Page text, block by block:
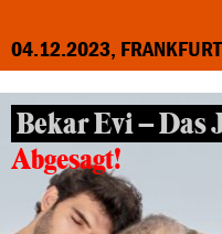
04.12.2023, FRANKFURT
Bekar Evi – Das
Abgesagt!